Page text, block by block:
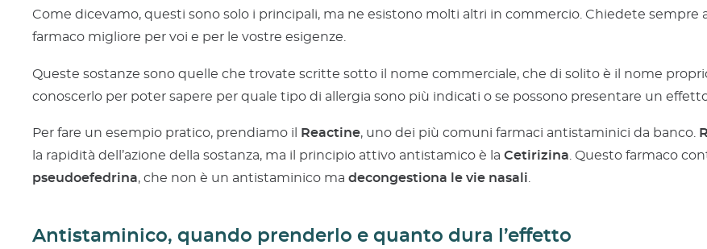
Come dicevamo, questi sono solo i principali, ma ne esistono molti altri in commercio. Chiedete sempre
farmaco migliore per voi e per le vostre esigenze.
Queste sostanze sono quelle che trovate scritte sotto il nome commerciale, che di solito è il nome
conoscerlo per poter sapere per quale tipo di allergia sono più indicati o se possono presentare un
Per fare un esempio pratico, prendiamo il Reactine, uno dei più comuni farmaci antistaminici da banco.
la rapidità dell’azione della sostanza, ma il principio attivo antistamico è la Cetirizina. Questo farmaco
pseudoefedrina, che non è un antistaminico ma decongestiona le vie nasali.
Antistaminico, quando prenderlo e quanto dura l’effetto